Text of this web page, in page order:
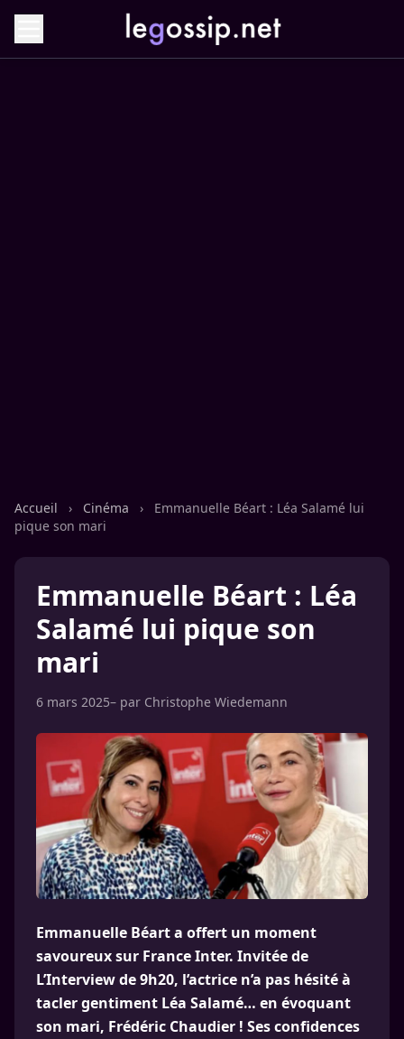
Accueil › Cinéma ›
Emmanuelle Béart : Léa Salamé lui
pique son mari
Emmanuelle Béart : Léa
Salamé lui pique son
mari
6 mars 2025– par Christophe Wiedemann
Emmanuelle Béart a offert un moment
savoureux sur France Inter. Invitée de
L’Interview de 9h20, l’actrice n’a pas hésité à
tacler gentiment Léa Salamé… en évoquant
son mari, Frédéric Chaudier ! Ses confidences